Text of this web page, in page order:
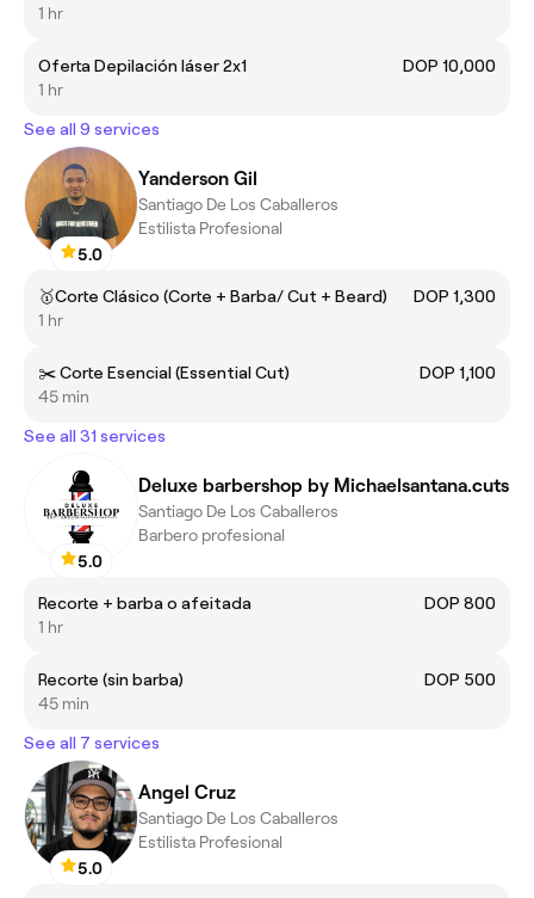
1 hr
Oferta Depilación láser 2x1
DOP 10,000
1 hr
See all 9 services
5.0
Yanderson Gil
Santiago De Los Caballeros
Estilista Profesional
🥇Corte Clásico (Corte + Barba/ Cut + Beard)
DOP 1,300
1 hr
✂️ Corte Esencial (Essential Cut)
DOP 1,100
45 min
See all 31 services
5.0
Deluxe barbershop by Michaelsantana.cuts
Santiago De Los Caballeros
Barbero profesional
Recorte + barba o afeitada
DOP 800
1 hr
Recorte (sin barba)
DOP 500
45 min
See all 7 services
5.0
Angel Cruz
Santiago De Los Caballeros
Estilista Profesional